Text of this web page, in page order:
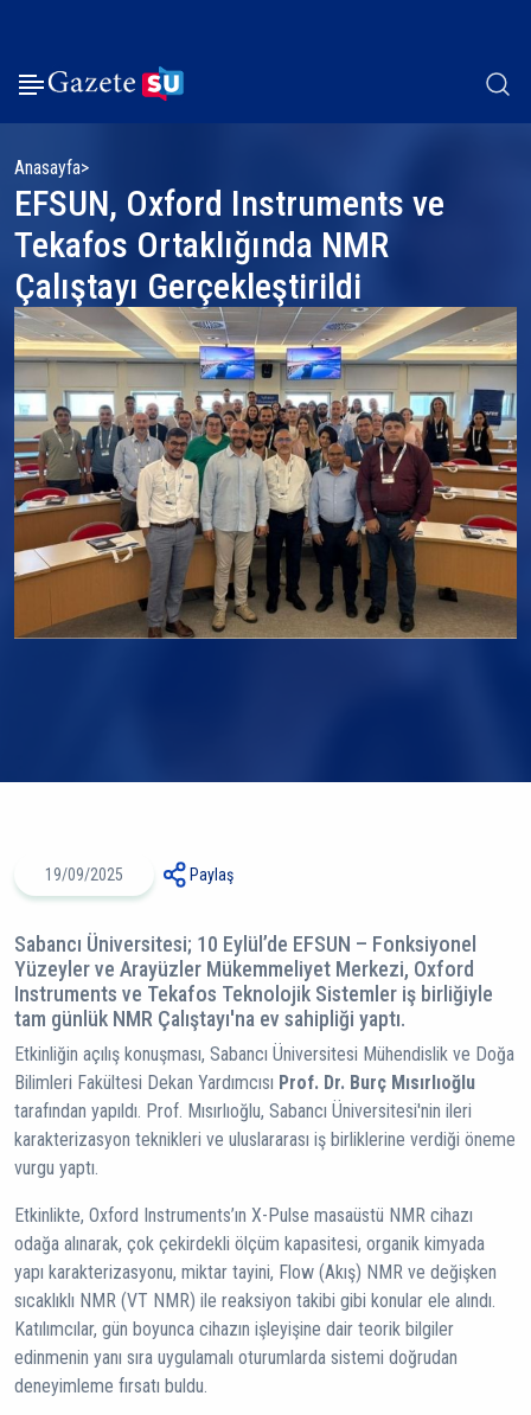
Anasayfa
EFSUN, Oxford Instruments ve
Tekafos Ortaklığında NMR
Çalıştayı Gerçekleştirildi
19/09/2025 Paylaş
Sabancı Üniversitesi; 10 Eylül’de EFSUN – Fonksiyonel
Yüzeyler ve Arayüzler Mükemmeliyet Merkezi, Oxford
Instruments ve Tekafos Teknolojik Sistemler iş birliğiyle
tam günlük NMR Çalıştayı'na ev sahipliği yaptı.
Etkinliğin açılış konuşması, Sabancı Üniversitesi Mühendislik ve Doğa
Bilimleri Fakültesi Dekan Yardımcısı Prof. Dr. Burç Mısırlıoğlu
tarafından yapıldı. Prof. Mısırlıoğlu, Sabancı Üniversitesi'nin ileri
karakterizasyon teknikleri ve uluslararası iş birliklerine verdiği öneme
vurgu yaptı.
Etkinlikte, Oxford Instruments’ın X-Pulse masaüstü NMR cihazı
odağa alınarak, çok çekirdekli ölçüm kapasitesi, organik kimyada
yapı karakterizasyonu, miktar tayini, Flow (Akış) NMR ve değişken
sıcaklıklı NMR (VT NMR) ile reaksiyon takibi gibi konular ele alındı.
Katılımcılar, gün boyunca cihazın işleyişine dair teorik bilgiler
edinmenin yanı sıra uygulamalı oturumlarda sistemi doğrudan
deneyimleme fırsatı buldu.